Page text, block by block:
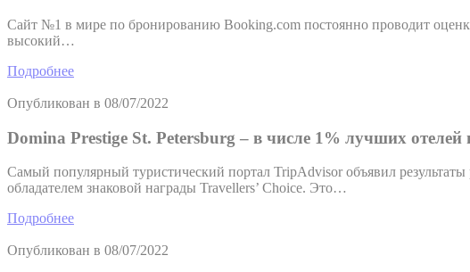
Сайт №1 в мире по бронированию Booking.com постоянно проводит
высокий…
Подробнее
Опубликован в 08/07/2022
Domina Prestige St. Petersburg – в числе 1% лучших
Самый популярный туристический портал TripAdvisor объявил
обладателем знаковой награды Travellers’ Choice. Это…
Подробнее
Опубликован в 08/07/2022